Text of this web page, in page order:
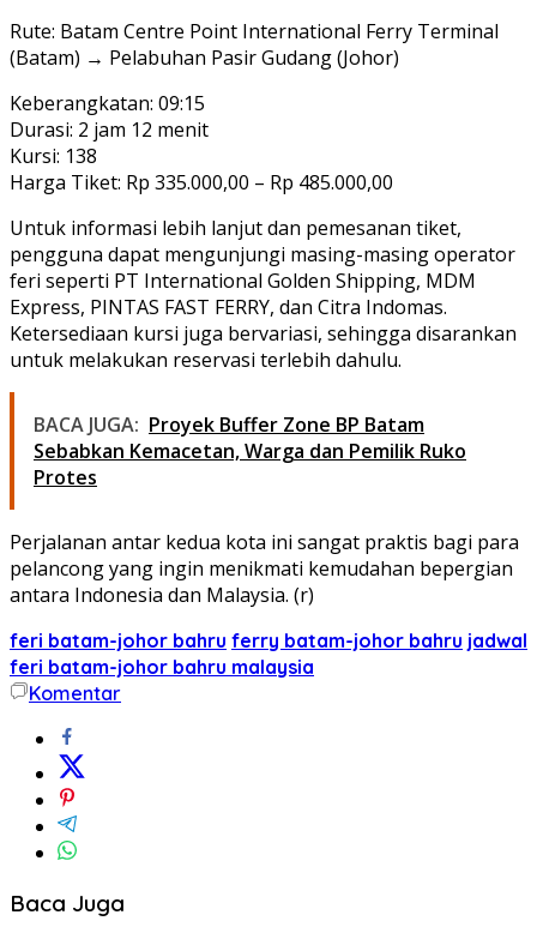
Rute: Batam Centre Point International Ferry Terminal
(Batam) → Pelabuhan Pasir Gudang (Johor)
Keberangkatan: 09:15
Durasi: 2 jam 12 menit
Kursi: 138
Harga Tiket: Rp 335.000,00 – Rp 485.000,00
Untuk informasi lebih lanjut dan pemesanan tiket,
pengguna dapat mengunjungi masing-masing operator
feri seperti PT International Golden Shipping, MDM
Express, PINTAS FAST FERRY, dan Citra Indomas.
Ketersediaan kursi juga bervariasi, sehingga disarankan
untuk melakukan reservasi terlebih dahulu.
BACA JUGA: Proyek Buffer Zone BP Batam
Sebabkan Kemacetan, Warga dan Pemilik Ruko
Protes
Perjalanan antar kedua kota ini sangat praktis bagi para
pelancong yang ingin menikmati kemudahan bepergian
antara Indonesia dan Malaysia. (r)
feri batam-johor bahru ferry batam-johor bahru jadwal
feri batam-johor bahru malaysia
Komentar
Baca Juga